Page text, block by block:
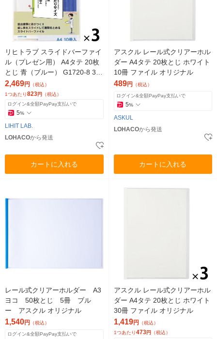
リヒトラブ スライドバーファイ
ル（プレゼン用） A4タテ 20枚
とじ 青（ブルー） G1720-8 30
冊
2,469円
（税込）
1つあたり823円 （税込）
ログイン&全額PayPay支払いで
5%
LIHIT LAB.
LOHACOから発送
カートに入れる
アスクル レール式クリアーホル
ダー A4タテ 20枚とじ ホワイト
10冊 ファイル オリジナル
489円 （税込）
ログイン&全額PayPay支払いで
5%
ASKUL
LOHACOから発送
カートに入れる
レール式クリアーホルダー A3
ヨコ 50枚とじ 5冊 ブル
ー アスクル オリジナル
1,540円 （税込）
ログイン&全額PayPay支払いで
アスクル レール式クリアーホル
ダー A4タテ 20枚とじ ホワイト
30冊 ファイル オリジナル
1,419円 （税込）
1つあたり473円 （税込）